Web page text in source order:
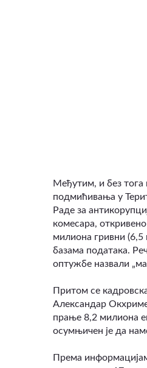
Међутим, и без тога
подмићивања у
Раде за
комесара,
милиона гривни (6,5
базама података.
оптужбе назвали
Притом се
Александар
прање 8,2 милиона
осумњичен је да
Према